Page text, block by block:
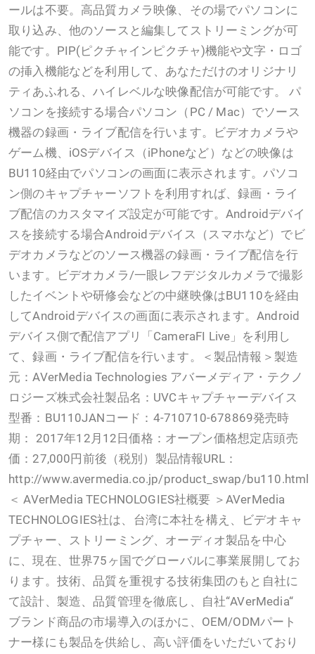
ールは不要。高品質カメラ映像、その場でパソコンに
取り込み、他のソースと編集してストリーミングが可
能です。PIP(ピクチャインピクチャ)機能や文字・ロゴ
の挿入機能などを利用して、あなただけのオリジナリ
ティあふれる、ハイレベルな映像配信が可能です。 パ
ソコンを接続する場合パソコン（PC / Mac）でソース
機器の録画・ライブ配信を行います。ビデオカメラや
ゲーム機、iOSデバイス（iPhoneなど）などの映像は
BU110経由でパソコンの画面に表示されます。パソコ
ン側のキャプチャーソフトを利用すれば、録画・ライ
ブ配信のカスタマイズ設定が可能です。Androidデバイ
スを接続する場合Androidデバイス（スマホなど）でビ
デオカメラなどのソース機器の録画・ライブ配信を行
います。ビデオカメラ/一眼レフデジタルカメラで撮影
したイベントや研修会などの中継映像はBU110を経由
してAndroidデバイスの画面に表示されます。Android
デバイス側で配信アプリ「CameraFI Live」を利用し
て、録画・ライブ配信を行います。＜製品情報＞製造
元：AVerMedia Technologies アバーメディア・テクノ
ロジーズ株式会社製品名：UVCキャプチャーデバイス
型番：BU110JANコード：4-710710-678869発売時
期： 2017年12月12日価格：オープン価格想定店頭売
価：27,000円前後（税別）製品情報URL：
http://www.avermedia.co.jp/product_swap/bu110.html​
＜ AVerMedia TECHNOLOGIES社概要 ＞AVerMedia
TECHNOLOGIES社は、台湾に本社を構え、ビデオキャ
プチャー、ストリーミング、オーディオ製品を中心
に、現在、世界75ヶ国でグローバルに事業展開してお
ります。技術、品質を重視する技術集団のもと自社に
て設計、製造、品質管理を徹底し、自社“AVerMedia“
ブランド商品の市場導入のほかに、OEM/ODMパート
ナー様にも製品を供給し、高い評価をいただいており